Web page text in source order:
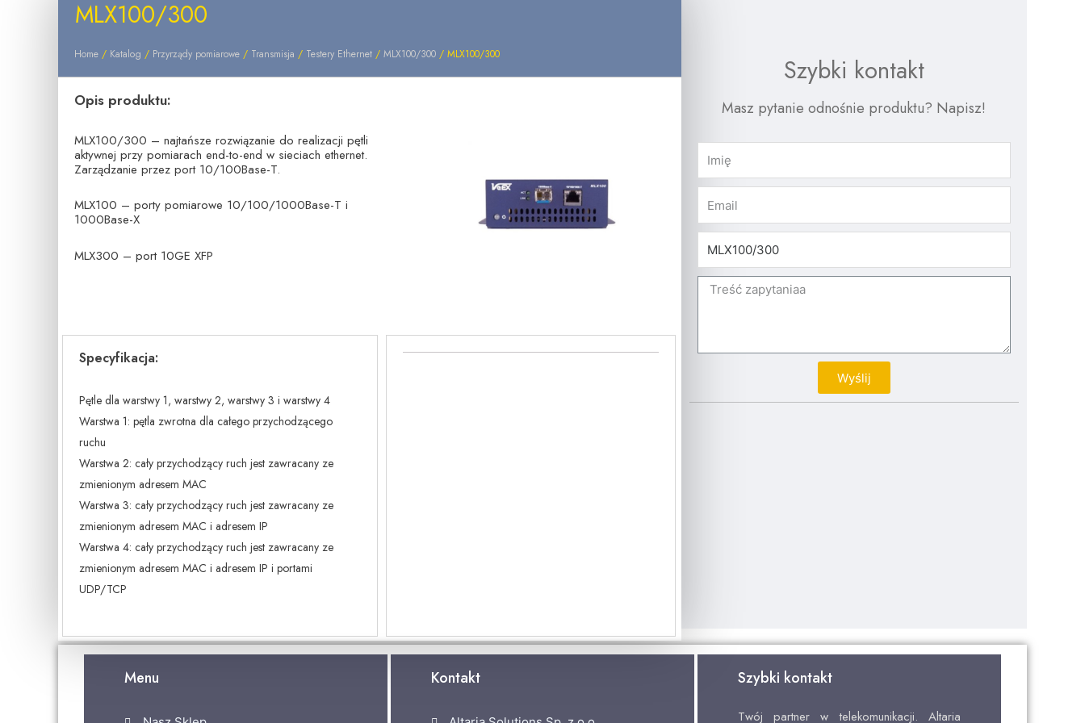
MLX100/300
Home / Katalog / Przyrządy pomiarowe / Transmisja / Testery Ethernet / MLX100/300 / MLX100/300
Opis produktu:
MLX100/300 – najtańsze rozwiązanie do realizacji pętli
aktywnej przy pomiarach end-to-end w sieciach ethernet.
Zarządzanie przez port 10/100Base-T.
MLX100 – porty pomiarowe 10/100/1000Base-T i
1000Base-X
MLX300 – port 10GE XFP
Specyfikacja:
Pętle dla warstwy 1, warstwy 2, warstwy 3 i warstwy 4
Warstwa 1: pętla zwrotna dla całego przychodzącego
ruchu
Warstwa 2: cały przychodzący ruch jest zawracany ze
zmienionym adresem MAC
Warstwa 3: cały przychodzący ruch jest zawracany ze
zmienionym adresem MAC i adresem IP
Warstwa 4: cały przychodzący ruch jest zawracany ze
zmienionym adresem MAC i adresem IP i portami
UDP/TCP
Szybki kontakt
Masz pytanie odnośnie produktu? Napisz!
Wyślij
Menu Kontakt Szybki kontakt
Twój partner w telekomunikacji. Altaria